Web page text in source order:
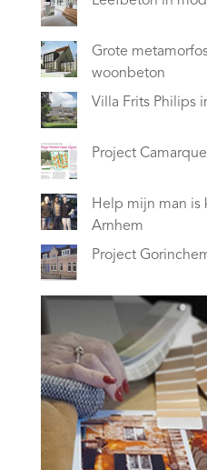
Grote
woonbeton
Villa Frits Philips
Project Camarque
Help mijn man is
Arnhem
Project